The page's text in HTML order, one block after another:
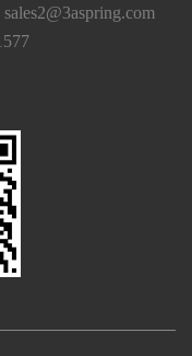
sales2@3aspring.com